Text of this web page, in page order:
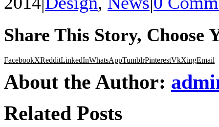
Share This Story, Choose
FacebookXRedditLinkedInWhatsAppTumblrPinterestVkXingEmail
About the Author:
Related Posts